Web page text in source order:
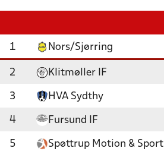
1 Nors/Sjørring
2 Klitmøller IF
3 HVA Sydthy
4 Fursund IF
5 Spøttrup Motion & Sport